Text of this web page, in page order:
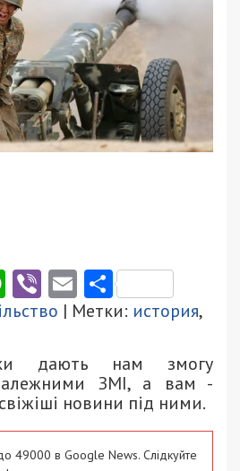
WhatsApp
ViberEmail
| Метки: история,
дають нам змогу
ЗМІ, а вам -
новини під ними.
49000 в Google News. Слідкуйте